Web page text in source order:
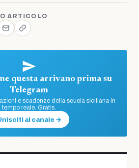
ARTICOLO
questa arrivano prima su
Telegram
e scadenze della scuola siciliana in
tempo reale. Gratis.
al canale →